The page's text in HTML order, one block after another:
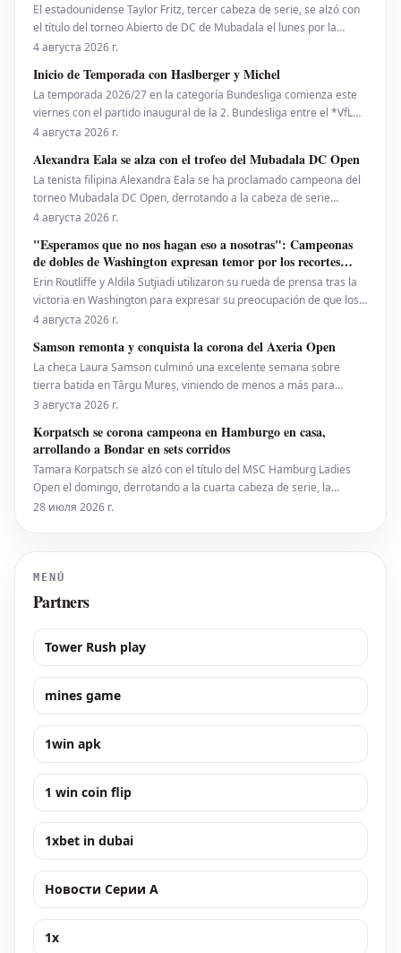
El estadounidense Taylor Fritz, tercer cabeza de serie, se alzó con
el título del torneo Abierto de DC de Mubadala el lunes por la
noche, tras derrotar al español Rafael Jodar por 7-6 (2), 6-4. Este es
10 del ranking mundial, habí
4 августа 2026 г.
Inicio de Temporada con Haslberger y Michel
La temporada 2026/27 en la categoría Bundesliga comienza este
viernes con el partido inaugural de la 2. Bundesliga entre el *VfL
Bochum* y el *Hertha BSC*. El encuentro será dirigido por
y **Martin Speckner**. **Tom Bauer** eje
4 августа 2026 г.
Alexandra Eala se alza con el trofeo del Mubadala DC Open
La tenista filipina Alexandra Eala se ha proclamado campeona del
torneo Mubadala DC Open, derrotando a la cabeza de serie
número uno, la estadounidense Jessica Pegula, con un marcador
puesto 28 del ranking mundial, demostró su
4 августа 2026 г.
"Esperamos que no nos hagan eso a nosotras": Campeonas
de dobles de Washington expresan temor por los recortes
propuestos por la ATP que se extienden a la WTA
Erin Routliffe y Aldila Sutjiadi utilizaron su rueda de prensa tras la
victoria en Washington para expresar su preocupación de que los
recortes propuestos por la ATP en dobles puedan llegar
iniciativa separada de la ATP para colocar
4 августа 2026 г.
Samson remonta y conquista la corona del Axeria Open
La checa Laura Samson culminó una excelente semana sobre
tierra batida en Târgu Mureș, viniendo de menos a más para
derrotar a la máxima favorita, la española Kaitlin Quevedo, por 2-6,
Intaro Sport. El evento WTA 125 en Rumanía viv
3 августа 2026 г.
Korpatsch se corona campeona en Hamburgo en casa,
arrollando a Bondar en sets corridos
Tamara Korpatsch se alzó con el título del MSC Hamburg Ladies
Open el domingo, derrotando a la cuarta cabeza de serie, la
húngara Anna Bondar, por 6-3, 6-3 en la final. Con esta victoria,
28 июля 2026 г.
MENÚ
Partners
Tower Rush play
mines game
1win apk
1 win coin flip
1xbet in dubai
Новости Серии А
1x